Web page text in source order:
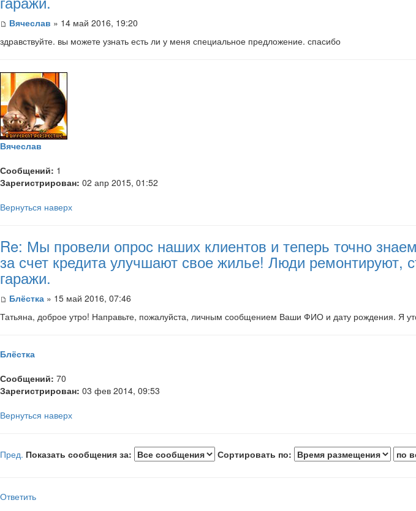
Вячеслав » 14 май 2016, 19:20
здравствуйте. вы можете узнать есть ли у меня специальное предложение. спасибо
Вячеслав
Сообщений: 1
Зарегистрирован: 02 апр 2015, 01:52
Вернуться наверх
Re: Мы провели опрос наших клиентов и теперь точно
за счет кредита улучшают свое жилье! Люди
гаражи.
Блёстка » 15 май 2016, 07:46
Татьяна, доброе утро! Направьте, пожалуйста, личным сообщением Ваши ФИО и дату рождения. Я
Блёстка
Сообщений: 70
Зарегистрирован: 03 фев 2014, 09:53
Вернуться наверх
Пред. Показать сообщения за: Сортировать по:
Ответить